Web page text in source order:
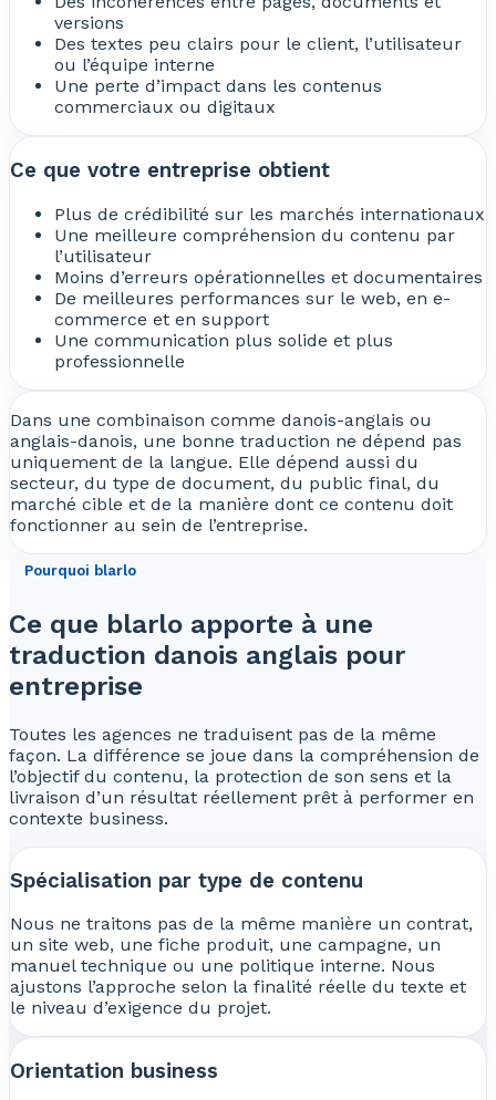
versions
Des textes peu clairs pour le client, l’utilisateur
ou l’équipe interne
Une perte d’impact dans les contenus
commerciaux ou digitaux
Ce que votre entreprise obtient
Plus de crédibilité sur les marchés internationaux
Une meilleure compréhension du contenu par
l’utilisateur
Moins d’erreurs opérationnelles et documentaires
De meilleures performances sur le web, en e-
commerce et en support
Une communication plus solide et plus
professionnelle
Dans une combinaison comme danois-anglais ou
anglais-danois, une bonne traduction ne dépend pas
uniquement de la langue. Elle dépend aussi du
secteur, du type de document, du public final, du
marché cible et de la manière dont ce contenu doit
fonctionner au sein de l’entreprise.
Pourquoi blarlo
Ce que blarlo apporte à une
traduction danois anglais pour
entreprise
Toutes les agences ne traduisent pas de la même
façon. La différence se joue dans la compréhension de
l’objectif du contenu, la protection de son sens et la
livraison d’un résultat réellement prêt à performer en
contexte business.
Spécialisation par type de contenu
Nous ne traitons pas de la même manière un contrat,
un site web, une fiche produit, une campagne, un
manuel technique ou une politique interne. Nous
ajustons l’approche selon la finalité réelle du texte et
le niveau d’exigence du projet.
Orientation business